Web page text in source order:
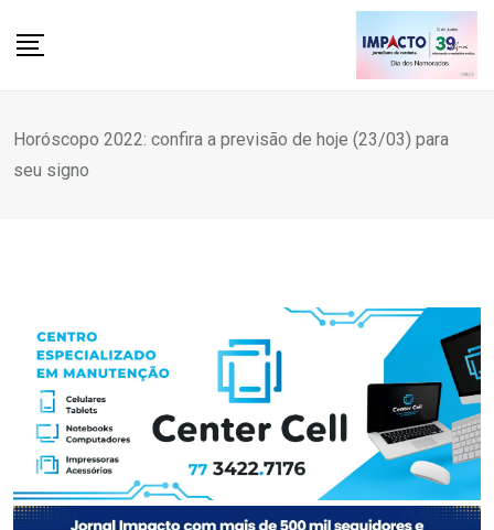
Horóscopo 2022: confira a previsão de hoje (23/03) para
seu signo